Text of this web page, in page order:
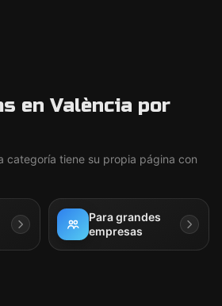
en València por
categoría tiene su propia página con
Para grandes
empresas